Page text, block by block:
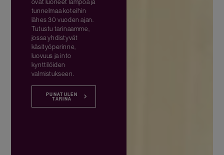
ovat luoneet lämpöä ja
tunnelmaa koteihin
lähes 30 vuoden ajan.
Tutustu tarinaamme,
jossa yhdistyvät
käsityöperinne,
luovuus ja into
kynttilöiden
valmistukseen.
PUNATULEN
TARINA